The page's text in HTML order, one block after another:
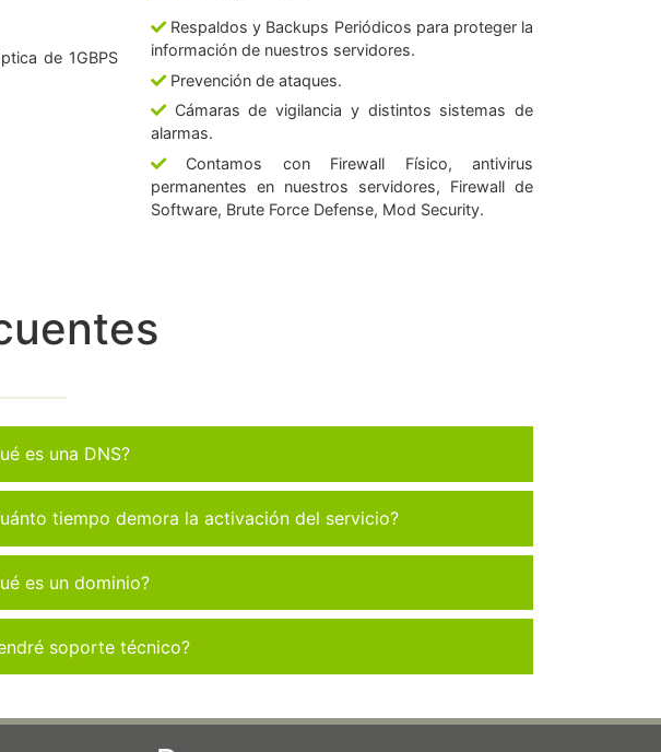
de 1GBPS
Respaldos y Backups Periódicos para proteger la
información de nuestros servidores.
Prevención de ataques.
Cámaras de vigilancia y distintos sistemas de
alarmas.
Contamos con Firewall Físico, antivirus
permanentes en nuestros servidores, Firewall de
Software, Brute Force Defense, Mod Security.
es una DNS?
tiempo demora la activación del servicio?
es un dominio?
soporte técnico?